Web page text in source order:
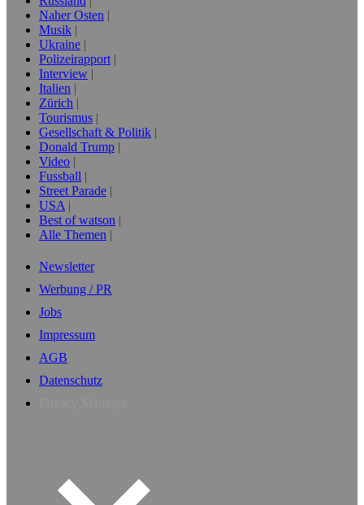
Naher Osten
Musik
Ukraine
Polizeirapport
Interview
Italien
Zürich
Tourismus
Gesellschaft & Politik
Donald Trump
Video
Fussball
Street Parade
USA
Best of watson
Alle Themen
Newsletter
Werbung / PR
Jobs
Impressum
AGB
Datenschutz